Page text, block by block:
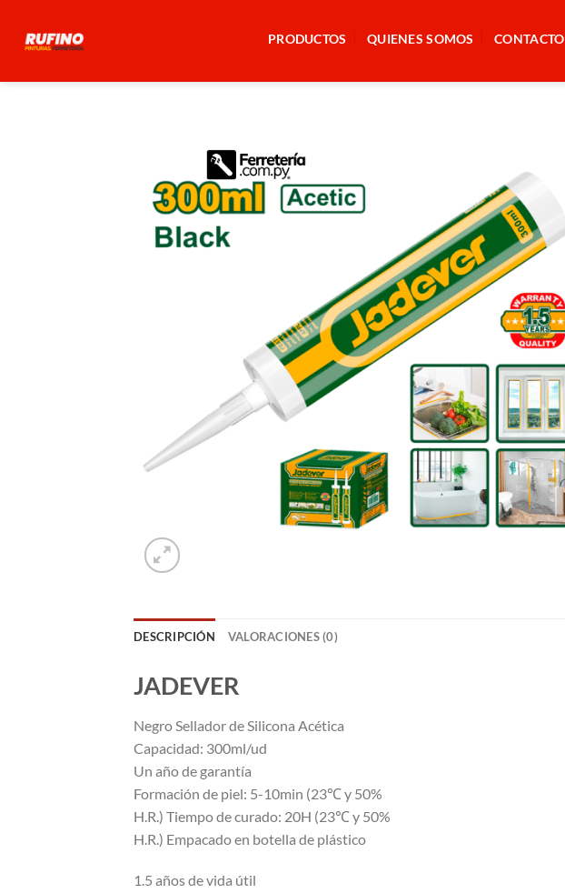
contenido
PRODUCTOS QUIENES SOMOS CONTACTO
DESCRIPCIÓN VALORACIONES (0)
JADEVER
Negro Sellador de Silicona Acética
Capacidad: 300ml/ud
Un año de garantía
Formación de piel: 5-10min (23℃ y 50%
H.R.) Tiempo de curado: 20H (23℃ y 50%
H.R.) Empacado en botella de plástico
1.5 años de vida útil